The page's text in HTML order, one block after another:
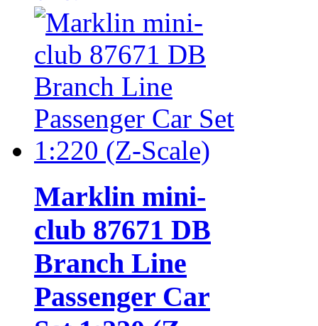
Marklin mini-
club 87671 DB
Branch Line
Passenger Car